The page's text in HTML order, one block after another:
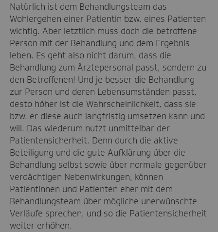
Natürlich ist dem Behandlungsteam das
Wohlergehen einer Patientin bzw. eines Patienten
wichtig. Aber letztlich muss doch die betroffene
Person mit der Behandlung und dem Ergebnis
leben. Es geht also nicht darum, dass die
Behandlung zum Ärztepersonal passt, sondern zu
den Betroffenen! Und je besser die Behandlung
zur Person und deren Lebensumständen passt,
desto höher ist die Wahrscheinlichkeit, dass sie
bzw. er diese auch langfristig umsetzen kann und
will. Das wiederum nutzt unmittelbar der
Patientensicherheit. Denn durch die aktive
Beteiligung und die gute Aufklärung über die
Behandlung selbst sowie über normale gegenüber
verdächtigen Nebenwirkungen, können
Patientinnen und Patienten eher mit dem
Behandlungsteam über mögliche unerwünschte
Verläufe sprechen, und so die Patientensicherheit
weiter erhöhen.